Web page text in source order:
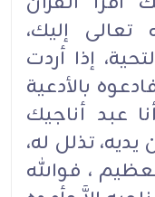
إليك،
إذا أردت
بالأدعية
عبد أناجيك
تذلل له،
، فوالله